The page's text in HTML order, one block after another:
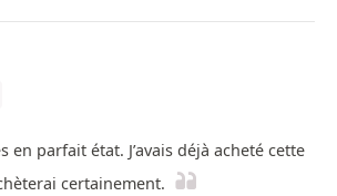
en parfait état. J’avais déjà acheté cette
certainement.